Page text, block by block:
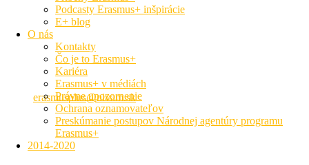
Podcasty Erasmus+ inšpirácie
E+ blog
O nás
Kontakty
Čo je to Erasmus+
Kariéra
Erasmus+ v médiách
Právne upozornenie
Ochrana oznamovateľov
Preskúmanie postupov Národnej agentúry programu
Erasmus+
2014-2020
Národná agentúra ERASMUS+ pre oblasť mládeže a športu
Hálova 6, 851 01 Bratislava
+421 905 932 937
erasmusplus@nivam.sk
neformálne vzdelávanie
Právne upozornenie